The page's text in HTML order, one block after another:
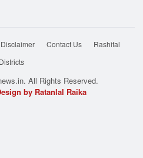
Disclaimer Contact Us
Rashifal
Districts
All Rights Reserved.
by Ratanlal Raika